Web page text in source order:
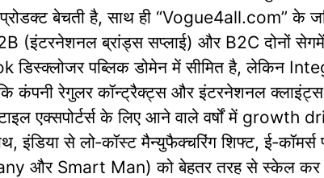
बेचती है, साथ ही “Vogue4all.com” के
(इंटरनेशनल ब्रांड्स सप्लाई) और B2C दोनों
पब्लिक डोमेन में सीमित है, लेकिन
रेगुलर कॉन्ट्रैक्ट्स और इंटरनेशनल क्लाइंट्स
एक्सपोर्टर्स के लिए आने वाले वर्षों में growth
इंडिया से लो‑कॉस्ट मैन्युफैक्चरिंग शिफ्ट, ई‑कॉमर्स
और Smart Man) को बेहतर तरह से स्केल कर